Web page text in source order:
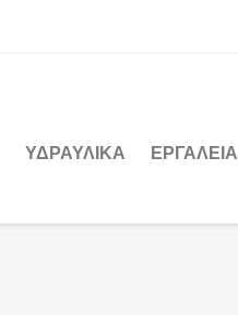
ΥΔΡΑΥΛΙΚΑ ΕΡΓΑΛΕΙΑ